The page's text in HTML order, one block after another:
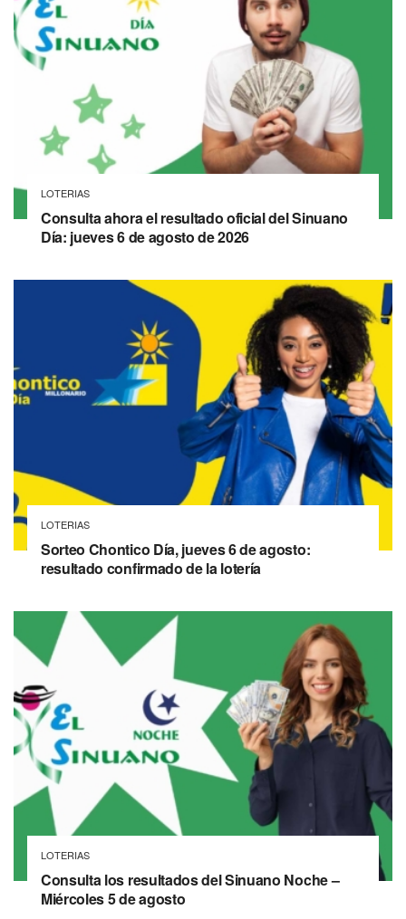
LOTERIAS
Consulta ahora el resultado oficial del Sinuano
Día: jueves 6 de agosto de 2026
LOTERIAS
Sorteo Chontico Día, jueves 6 de agosto:
resultado confirmado de la lotería
LOTERIAS
Consulta los resultados del Sinuano Noche –
Miércoles 5 de agosto